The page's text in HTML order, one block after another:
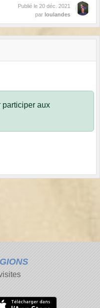
Publié le 20 déc. 2021
par loulandes
participer aux